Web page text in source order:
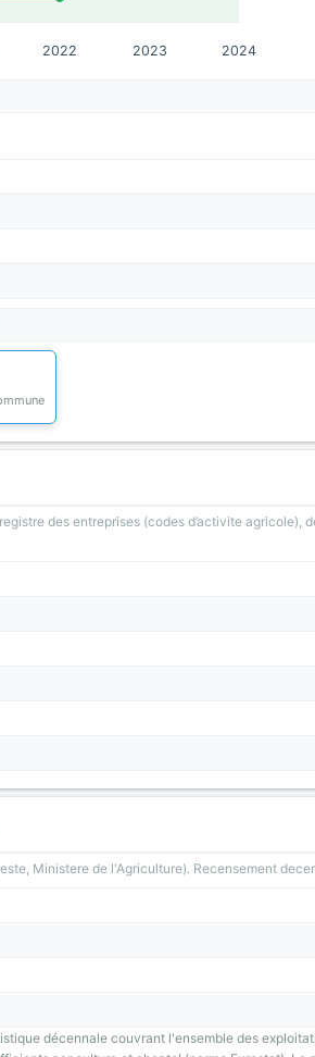
2022 2023 2024
des entreprises (codes d’activite
Ministere de l'Agriculture). Recensement
décennale couvrant l'ensemble des